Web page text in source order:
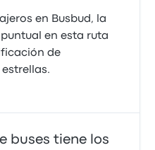
en Busbud, la
en esta ruta
de
buses tiene los